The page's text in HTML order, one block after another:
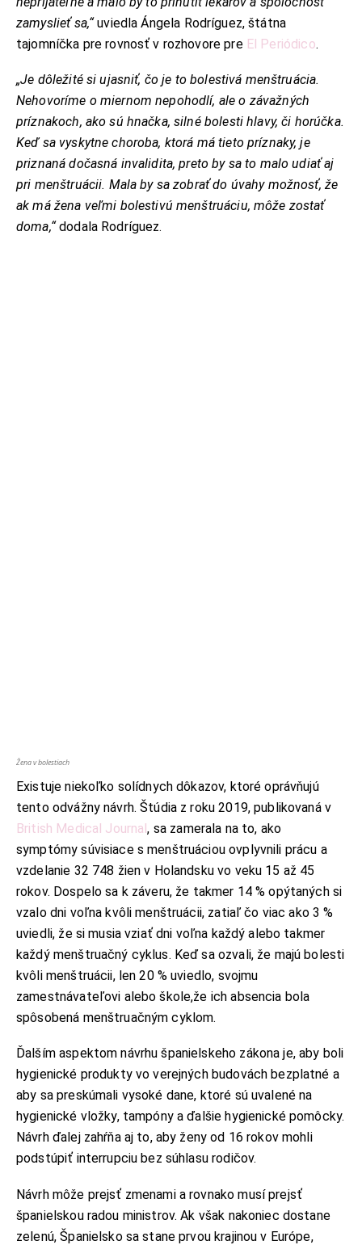
zamyslieť sa,“uviedla Ángela Rodríguez, štátna
tajomníčka pre rovnosť v rozhovore pre El Periódico.
„Je dôležité si ujasniť, čo je to bolestivá menštruácia.
Nehovoríme o miernom nepohodlí, ale o závažných
príznakoch, ako sú hnačka, silné bolesti hlavy, či horúčka.
Keď sa vyskytne choroba, ktorá má tieto príznaky, je
priznaná dočasná invalidita, preto by sa to malo udiať aj
pri menštruácii. Mala by sa zobrať do úvahy možnosť, že
ak má žena veľmi bolestivú menštruáciu, môže zostať
doma,“dodala Rodríguez.
Žena v bolestiach
Existuje niekoľko solídnych dôkazov, ktoré oprávňujú
tento odvážny návrh. Štúdia z roku 2019, publikovaná v
British Medical Journal, sa zamerala na to, ako
symptómy súvisiace s menštruáciou ovplyvnili prácu a
vzdelanie 32 748 žien v Holandsku vo veku 15 až 45
rokov. Dospelo sa k záveru, že takmer 14 % opýtaných si
vzalo dni voľna kvôli menštruácii, zatiaľ čo viac ako 3 %
uviedli, že si musia vziať dni voľna každý alebo takmer
každý menštruačný cyklus. Keď sa ozvali, že majú bolesti
kvôli menštruácii, len 20 % uviedlo, svojmu
zamestnávateľovi alebo škole,že ich absencia bola
spôsobená menštruačným cyklom.
Ďalším aspektom návrhu španielskeho zákona je, aby boli
hygienické produkty vo verejných budovách bezplatné a
aby sa preskúmali vysoké dane, ktoré sú uvalené na
hygienické vložky, tampóny a ďalšie hygienické pomôcky.
Návrh ďalej zahŕňa aj to, aby ženy od 16 rokov mohli
podstúpiť interrupciu bez súhlasu rodičov.
Návrh môže prejsť zmenami a rovnako musí prejsť
španielskou radou ministrov. Ak však nakoniec dostane
zelenú, Španielsko sa stane prvou krajinou v Európe,
KONTAKT
ADRESA:
Jantárová 30, Košice
TELEFÓN:
+421 901 762 147
EMAIL:
SME DOSTUPNÍ:
Pon - Pia/ 9:00 - 15:00